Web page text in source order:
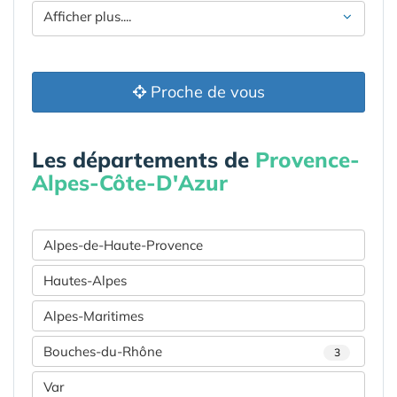
Afficher plus....
Proche de vous
Les départements de Provence-
Alpes-Côte-D'Azur
Alpes-de-Haute-Provence
Hautes-Alpes
Alpes-Maritimes
Bouches-du-Rhône 3
Var